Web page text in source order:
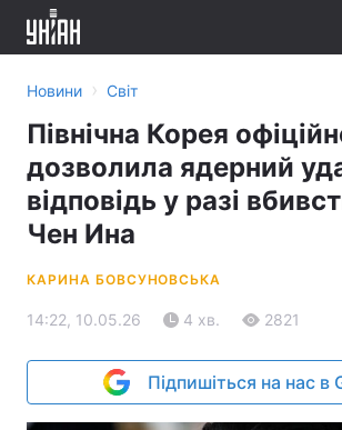
Новини › Світ
Північна Корея
дозволила ядерний
відповідь у разі
Чен Ина
КАРИНА БОВСУНОВСЬКА
14:22, 10.05.26 4 хв. 2821
Підпишіться на нас в